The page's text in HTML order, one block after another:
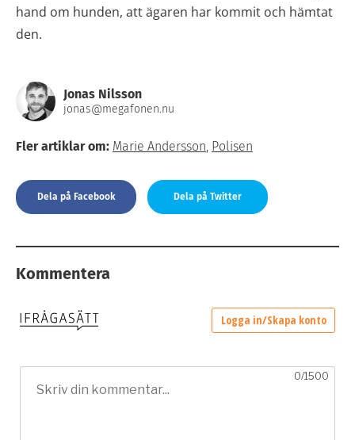
hand om hunden, att ägaren har kommit och hämtat
den.
Jonas Nilsson
jonas@megafonen.nu
Fler artiklar om: Marie Andersson, Polisen
Dela på Facebook Dela på Twitter
Kommentera